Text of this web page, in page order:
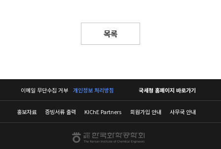
목록
이메일 무단수집 거부 개인정보 처리방침 국세청 홈페이지 바로가기
홍보자료 증빙서류 출력 KIChE Partners 회원가입 안내 사무국 안내